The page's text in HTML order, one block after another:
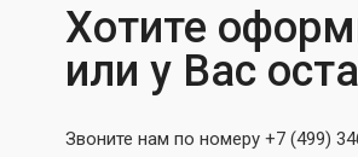
Хотите
или у Вас
Звоните нам по номеру +7 (499)